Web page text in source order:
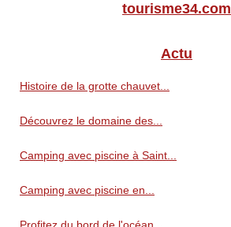
tourisme34.com
Actu
Histoire de la grotte chauvet...
Découvrez le domaine des...
Camping avec piscine à Saint...
Camping avec piscine en...